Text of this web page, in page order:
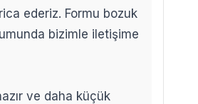
ederiz. Formu bozuk
bizimle iletişime
ve daha küçük